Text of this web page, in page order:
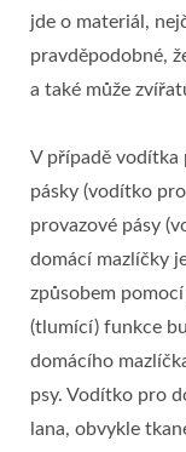
jde o materiál,
pravděpodobné,
a také může
V případě vodítka
pásky (vodítko
provazové pásy
domácí mazlíčky
způsobem
(tlumící) funkce
domácího
psy. Vodítko pro
lana, obvykle